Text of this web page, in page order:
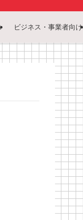
ビジネス・事業者向け